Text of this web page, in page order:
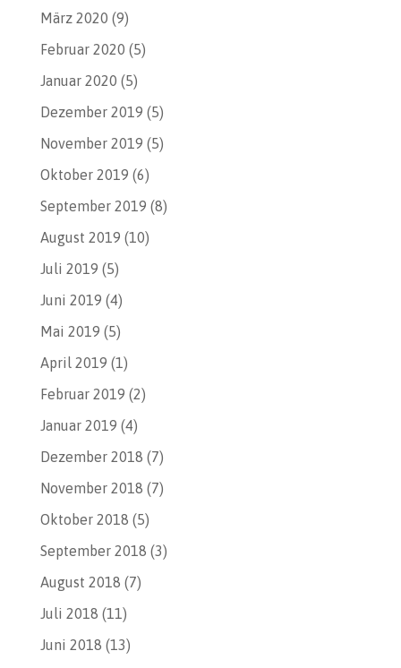
März 2020 (9)
Februar 2020 (5)
Januar 2020 (5)
Dezember 2019 (5)
November 2019 (5)
Oktober 2019 (6)
September 2019 (8)
August 2019 (10)
Juli 2019 (5)
Juni 2019 (4)
Mai 2019 (5)
April 2019 (1)
Februar 2019 (2)
Januar 2019 (4)
Dezember 2018 (7)
November 2018 (7)
Oktober 2018 (5)
September 2018 (3)
August 2018 (7)
Juli 2018 (11)
Juni 2018 (13)